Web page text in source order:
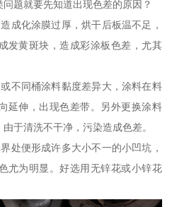
题就要先知道出现色差的原因？
成化涂膜过厚，烘干后板温不足，
发黄斑块，造成彩涂板色差，尤其
不同桶涂料黏度差异大，涂料在料
延伸，出现色差带。另外更换涂料
于清洗不干净，污染造成色差。
处便形成许多大小不一的小凹坑，
尤为明显。好选用无锌花或小锌花